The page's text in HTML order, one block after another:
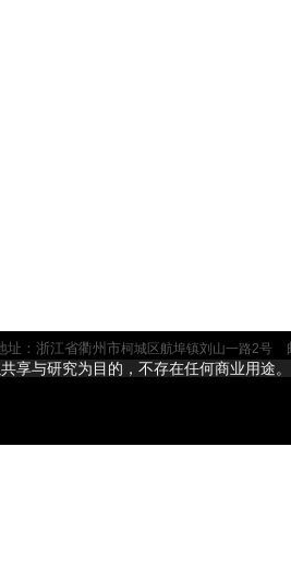
址：浙江省衢州市柯城区航埠镇刘山一路2号
享与研究为目的，不存在任何商业用途